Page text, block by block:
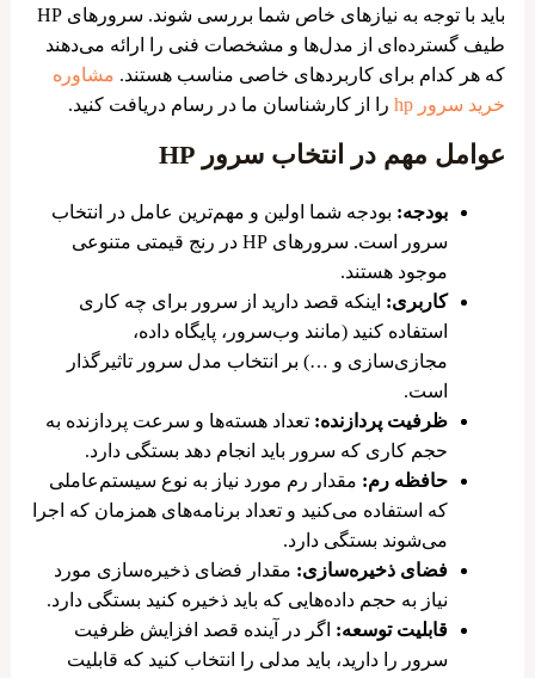
باید با توجه به نیازهای خاص شما بررسی شوند. سرورهای HP
طیف گسترده‌ای از مدل‌ها و مشخصات فنی را ارائه می‌دهند
که هر کدام برای کاربردهای خاصی مناسب هستند. مشاوره
خرید سرور hp
را از کارشناسان ما در رسام دریافت کنید.
عوامل مهم در انتخاب سرور HP
بودجه: بودجه شما اولین و مهم‌ترین عامل در انتخاب
سرور است. سرورهای HP در رنج قیمتی متنوعی
موجود هستند.
کاربری: اینکه قصد دارید از سرور برای چه کاری
استفاده کنید (مانند وب‌سرور، پایگاه داده،
مجازی‌سازی و …) بر انتخاب مدل سرور تاثیرگذار
است.
ظرفیت پردازنده: تعداد هسته‌ها و سرعت پردازنده به
حجم کاری که سرور باید انجام دهد بستگی دارد.
حافظه رم: مقدار رم مورد نیاز به نوع سیستم‌عاملی
که استفاده می‌کنید و تعداد برنامه‌های همزمان که اجرا
می‌شوند بستگی دارد.
فضای ذخیره‌سازی: مقدار فضای ذخیره‌سازی مورد
نیاز به حجم داده‌هایی که باید ذخیره کنید بستگی دارد.
قابلیت توسعه: اگر در آینده قصد افزایش ظرفیت
سرور را دارید، باید مدلی را انتخاب کنید که قابلیت